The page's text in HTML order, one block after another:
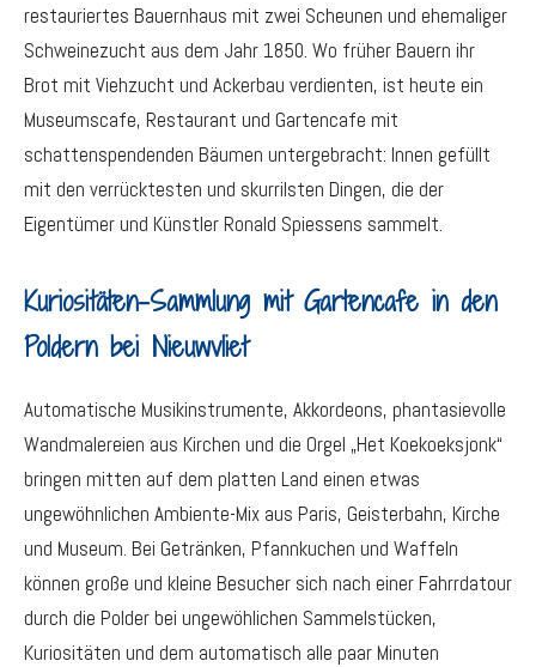
restauriertes Bauernhaus mit zwei Scheunen und ehemaliger
Schweinezucht aus dem Jahr 1850. Wo früher Bauern ihr
Brot mit Viehzucht und Ackerbau verdienten, ist heute ein
Museumscafe, Restaurant und Gartencafe mit
schattenspendenden Bäumen untergebracht: Innen gefüllt
mit den verrücktesten und skurrilsten Dingen, die der
Eigentümer und Künstler Ronald Spiessens sammelt.
Kuriositäten-Sammlung mit Gartencafe in den
Poldern bei Nieuwvliet
Automatische Musikinstrumente, Akkordeons, phantasievolle
Wandmalereien aus Kirchen und die Orgel „Het Koekoeksjonk“
bringen mitten auf dem platten Land einen etwas
ungewöhnlichen Ambiente-Mix aus Paris, Geisterbahn, Kirche
und Museum. Bei Getränken, Pfannkuchen und Waffeln
können große und kleine Besucher sich nach einer Fahrrdatour
durch die Polder bei ungewöhlichen Sammelstücken,
Kuriositäten und dem automatisch alle paar Minuten